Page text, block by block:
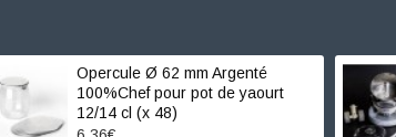
Opercule Ø 62 mm Argenté
100%Chef pour pot de yaourt
12/14 cl (x 48)